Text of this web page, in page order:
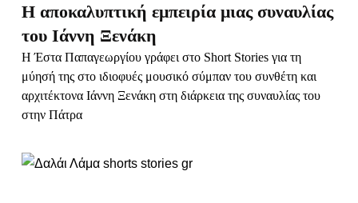
Η αποκαλυπτική εμπειρία μιας συναυλίας
του Ιάννη Ξενάκη
Η Έστα Παπαγεωργίου γράφει στο Short Stories για τη
μύησή της στο ιδιοφυές μουσικό σύμπαν του συνθέτη και
αρχιτέκτονα Ιάννη Ξενάκη στη διάρκεια της συναυλίας του
στην Πάτρα